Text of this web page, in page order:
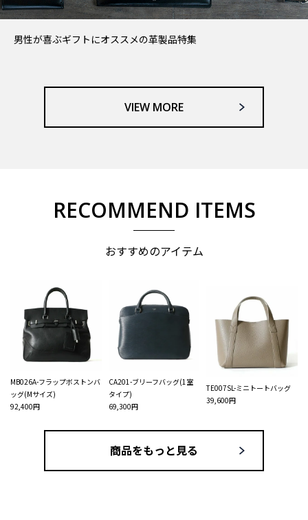
男性が喜ぶギフトにオススメの革製品特集
VIEW MORE
RECOMMEND ITEMS
おすすめのアイテム
MB026A-フラップボストンバ
ッグ(Mサイズ)
92,400円
CA201-ブリーフバッグ(1室
タイプ)
69,300円
TE007SL-ミニトートバッグ
39,600円
商品をもっと見る